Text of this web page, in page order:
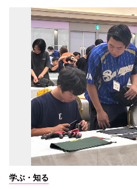
学ぶ・知る